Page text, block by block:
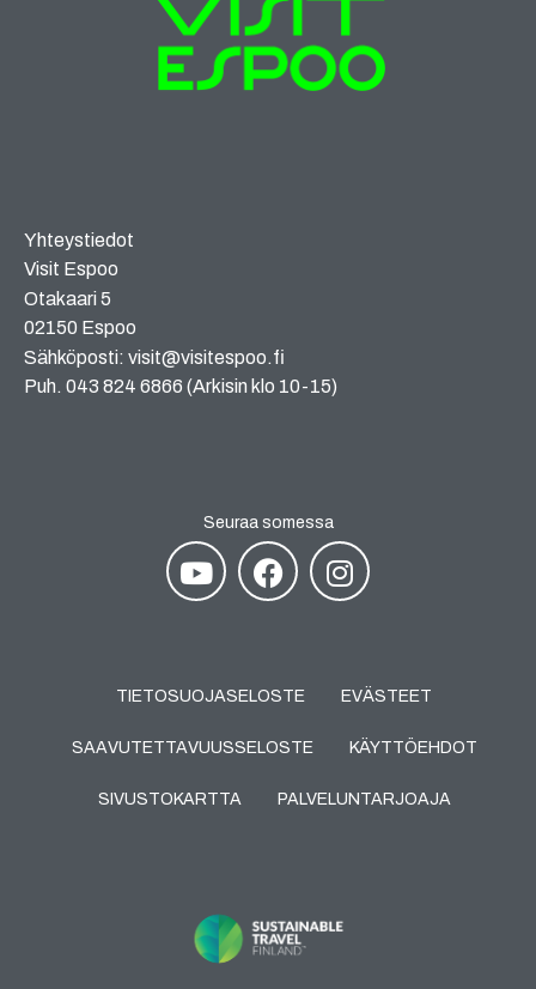
Yhteystiedot
Visit Espoo
Otakaari 5
02150 Espoo
Sähköposti: visit@visitespoo.fi
Puh. 043 824 6866 (Arkisin klo 10-15)
Seuraa somessa
TIETOSUOJASELOSTE EVÄSTEET
SAAVUTETTAVUUSSELOSTE KÄYTTÖEHDOT
SIVUSTOKARTTA PALVELUNTARJOAJA